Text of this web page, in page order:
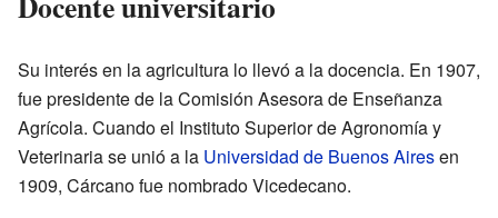
Su interés en la agricultura lo llevó a la docencia. En 1907,
fue presidente de la Comisión Asesora de Enseñanza
Agrícola. Cuando el Instituto Superior de Agronomía y
Veterinaria se unió a la Universidad de Buenos Airesen
1909, Cárcano fue nombrado Vicedecano.